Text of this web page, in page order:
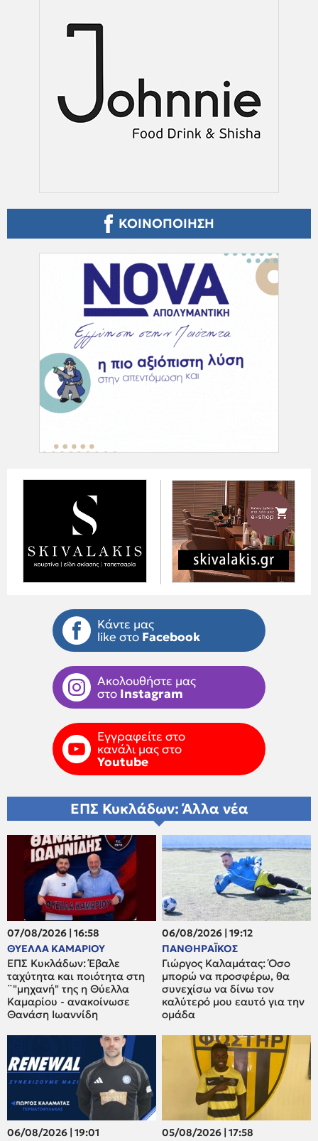
ΚΟΙΝΟΠΟΙΗΣΗ
Κάντε μας
like στο Facebook
Ακολουθήστε μας
στο Instagram
Εγγραφείτε στο
κανάλι μας στο
Youtube
ΕΠΣ Κυκλάδων: Άλλα νέα
07/08/2026 | 16:58
ΘΥΕΛΛΑ ΚΑΜΑΡΙΟΥ
ΕΠΣ Κυκλάδων: Έβαλε
ταχύτητα και ποιότητα στη
¨"μηχανή" της η Θύελλα
Καμαρίου - ανακοίνωσε
Θανάση Ιωαννίδη
06/08/2026 | 19:12
ΠΑΝΘΗΡΑΪΚΟΣ
Γιώργος Καλαμάτας: Όσο
μπορώ να προσφέρω, θα
συνεχίσω να δίνω τον
καλύτερό μου εαυτό για την
ομάδα
06/08/2026 | 19:01
05/08/2026 | 17:58